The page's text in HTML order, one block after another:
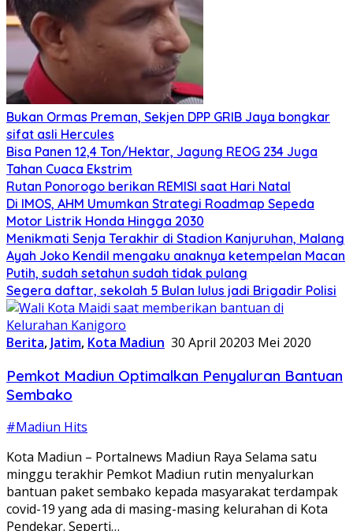
Bukan Ormas Preman, Sekjen DPP GRIB Jaya bongkar
sifat asli Hercules
Bisa Panen 12,4 Ton/Hektar, Jagung REOG 234 Juga
Tahan Cuaca Ekstrim
Rutan Ponorogo berikan REMISI saat Hari Natal
Di IMOS, AHM Umumkan Strategi Roadmap Sepeda
Motor Listrik Honda Hingga 2030
Menikmati Senja Terakhir di Stadion Kanjuruhan, Malang
Ayah Joko Kendil mengaku anaknya ketempelan Macan
Putih, sudah setahun sudah tidak pulang
Segera daftar, sekolah 5 Bulan lulus jadi Brigadir Polisi
Berita, Jatim, Kota Madiun 30 April 20203 Mei 2020
Pemkot Madiun Optimalkan Penyaluran Bantuan
Sembako
#Madiun Hits
Kota Madiun – Portalnews Madiun Raya Selama satu
minggu terakhir Pemkot Madiun rutin menyalurkan
bantuan paket sembako kepada masyarakat terdampak
covid-19 yang ada di masing-masing kelurahan di Kota
Pendekar. Seperti…